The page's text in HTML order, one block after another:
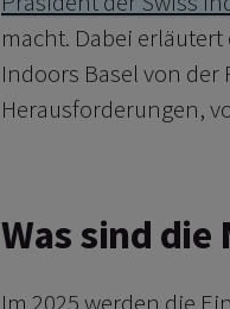
macht. Dabei
Indoors Basel von
Herausforderungen,
Was sind die
Im 2025 werden die